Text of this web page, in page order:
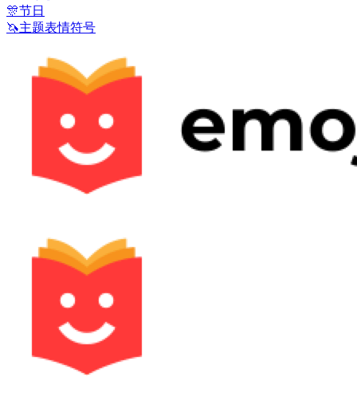
🎊节日
🦄主题表情符号